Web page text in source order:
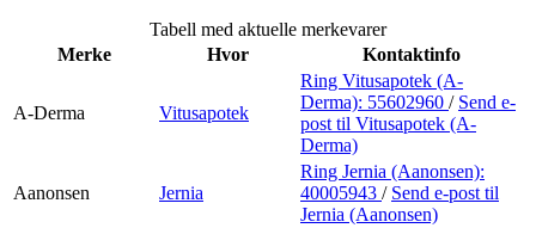
Praktisk informasjon
Ledige stillinger
Gavekort
Tabell med aktuelle merkevarer
Merke
Hvor Kontaktinfo
A-Derma Vitusapotek
Ring Vitusapotek (A-
Derma): 55602960 / Send e-
post til Vitusapotek (A-
Derma)
Aanonsen Jernia
Ring Jernia (Aanonsen):
40005943 / Send e-post til
Jernia (Aanonsen)